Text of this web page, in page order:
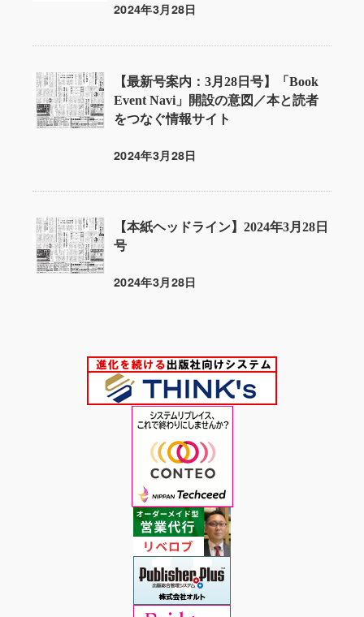
投稿日
2024年3月28日
【最新号案内：3月28日号】「Book
Event Navi」開設の意図／本と読者
をつなぐ情報サイト
投稿日
2024年3月28日
【本紙ヘッドライン】2024年3月28日
号
投稿日
2024年3月28日